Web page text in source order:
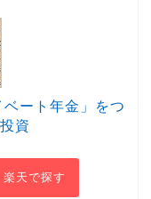
ート年金」をつ
資
楽天で探す